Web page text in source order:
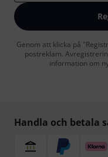
Genom att klicka på
postreklam.
information om
Handla och betala